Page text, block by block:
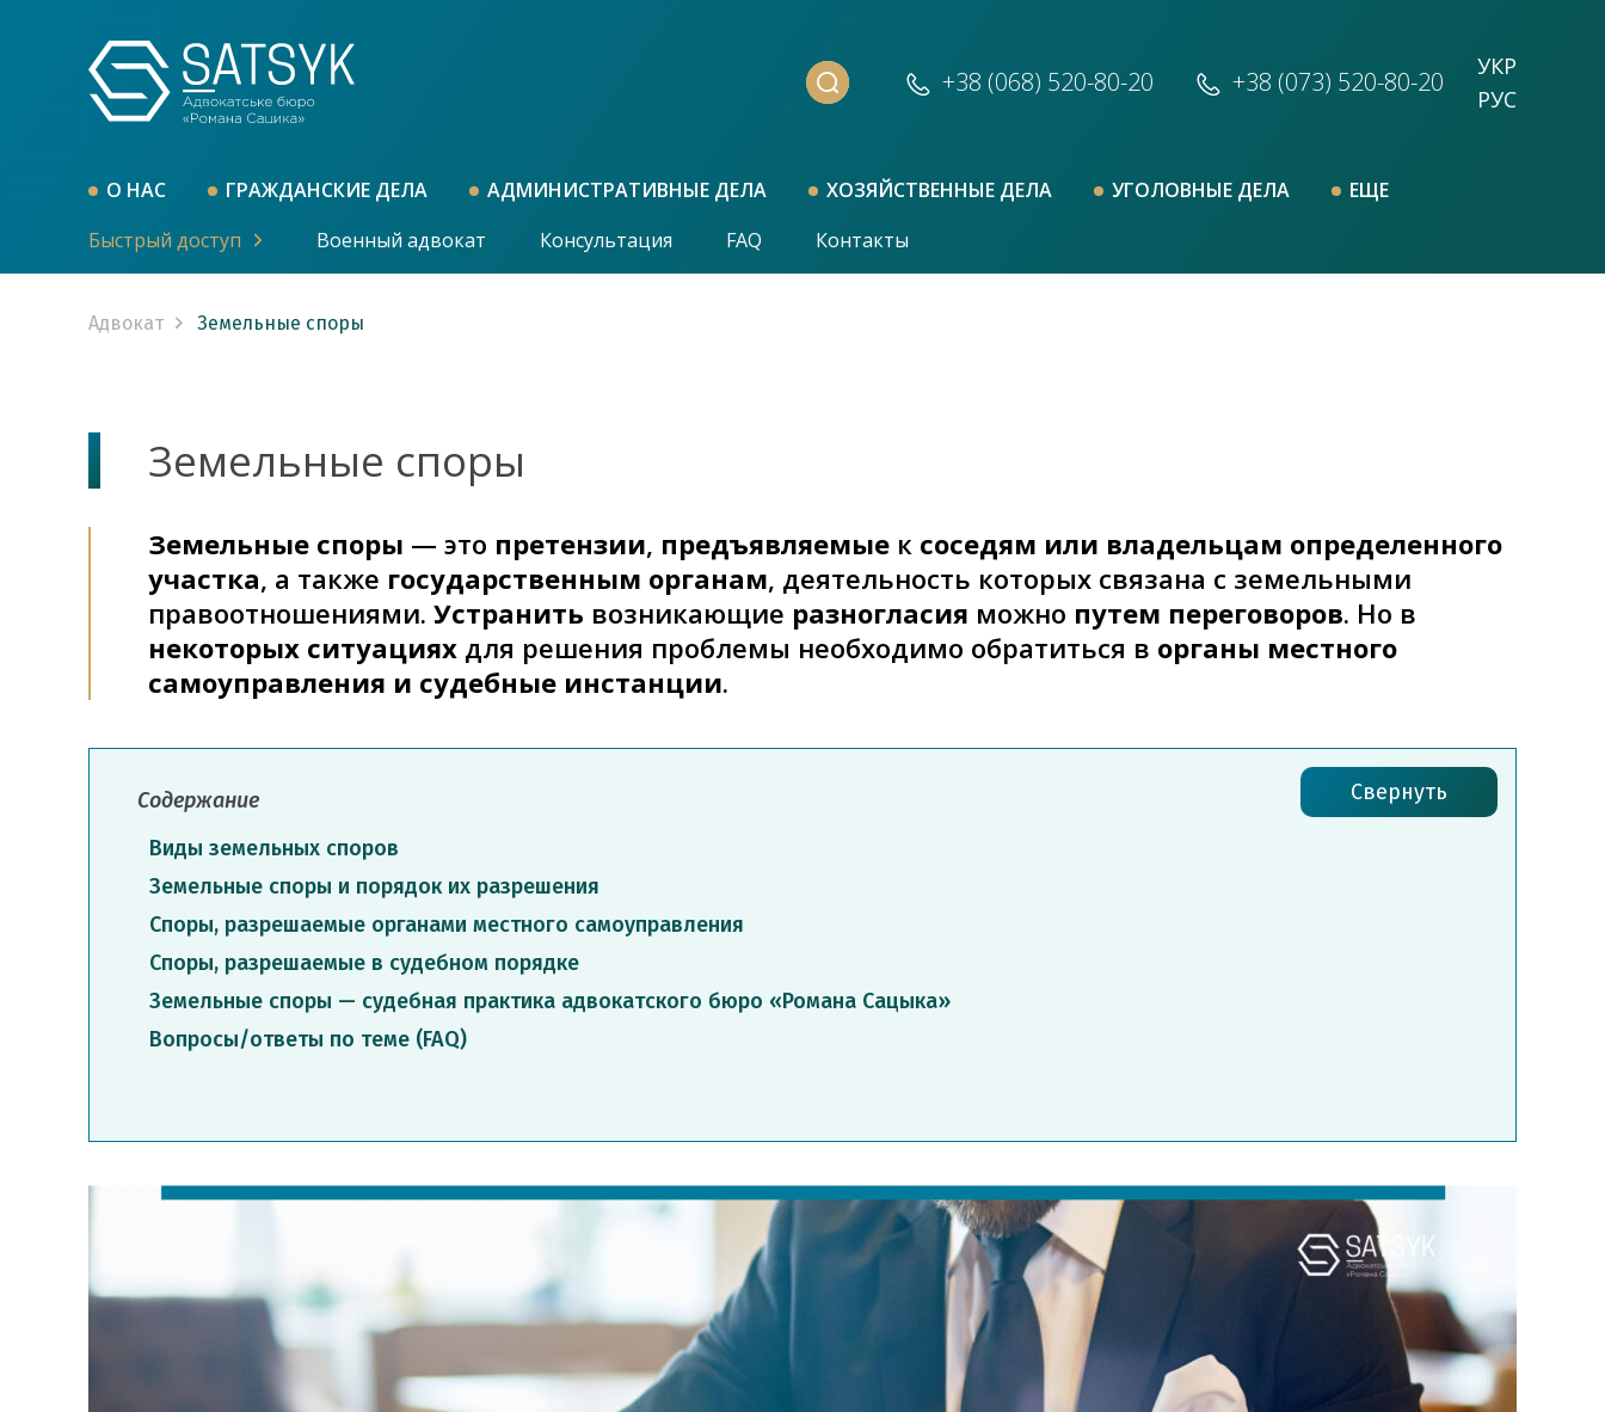
+38 (068) 520-80-20 +38 (073) 520-80-20
РУС
УКР
О НАС ГРАЖДАНСКИЕ ДЕЛА АДМИНИСТРАТИВНЫЕ ДЕЛА ХОЗЯЙСТВЕННЫЕ ДЕЛА УГОЛОВНЫЕ ДЕЛА
ЕЩЕ
Быстрый доступ
Военный адвокат Консультация FAQ Контакты
Адвокат Земельные споры
Земельные споры
Земельные споры — это претензии, предъявляемые к соседям или владельцам определенного
участка, а также государственным органам, деятельность которых связана с земельными
правоотношениями. Устранить возникающие разногласия можно путем переговоров. Но в
некоторых ситуациях для решения проблемы необходимо обратиться в органы местного
самоуправления и судебные инстанции.
Содержание Свернуть
Виды земельных споров
Земельные споры и порядок их разрешения
Споры, разрешаемые органами местного самоуправления
Cпоры, разрешаемые в судебном порядке
Земельные споры — судебная практика адвокатского бюро «Романа Сацыка»
Вопросы/ответы по теме (FAQ)